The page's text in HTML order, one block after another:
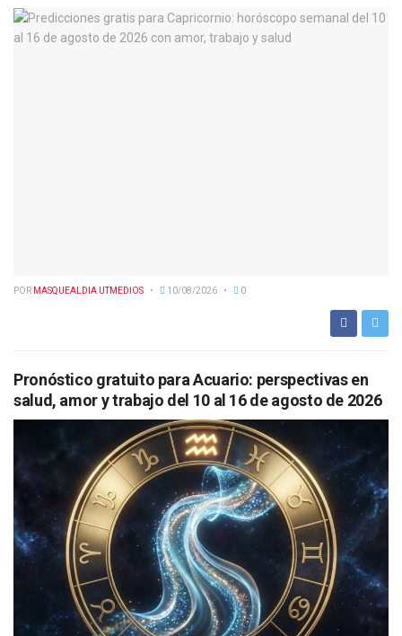
POR MASQUEALDIA UTMEDIOS 10/08/2026 0
Pronóstico gratuito para Acuario: perspectivas en
salud, amor y trabajo del 10 al 16 de agosto de 2026